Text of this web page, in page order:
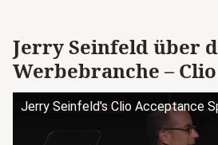
Jerry Seinfeld über
Werbebranche –
Jerry Seinfeld's Clio Acceptance